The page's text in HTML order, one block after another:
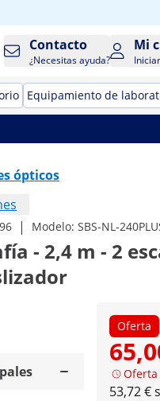
Contacto
¿Necesitas ayuda?
Mi
Equipamiento de
ópticos
| Modelo: SBS-NL-
- 2,4 m - 2
Oferta
53,72 €